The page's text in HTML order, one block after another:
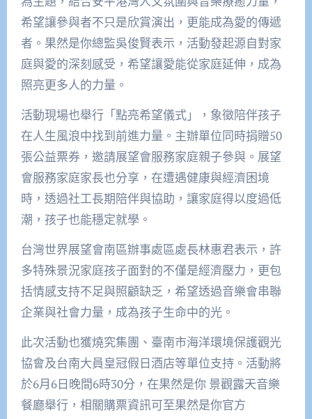
希望讓參與者不只是欣賞演出，更能成為愛的傳遞
者。果然是你總監吳俊賢表示，活動發起源自對家
庭與愛的深刻感受，希望讓愛能從家庭延伸，成為
照亮更多人的力量。
活動現場也舉行「點亮希望儀式」，象徵陪伴孩子
在人生風浪中找到前進力量。主辦單位同時捐贈50
張公益票券，邀請展望會服務家庭親子參與。展望
會服務家庭家長也分享，在遭遇健康與經濟困境
時，透過社工長期陪伴與協助，讓家庭得以度過低
潮，孩子也能穩定就學。
台灣世界展望會南區辦事處區處長林惠君表示，許
多特殊景況家庭孩子面對的不僅是經濟壓力，更包
括情感支持不足與照顧缺乏，希望透過音樂會串聯
企業與社會力量，成為孩子生命中的光。
此次活動也獲燒究集團、臺南市海洋環境保護觀光
協會及台南大員皇冠假日酒店等單位支持。活動將
於6月6日晚間6時30分，在果然是你 景觀露天音樂
餐廳舉行，相關購票資訊可至果然是你官方